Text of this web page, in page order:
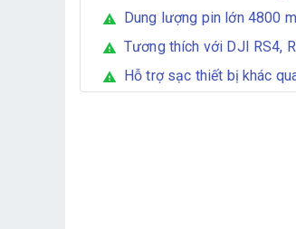
warning Dung lượng pin lớn 4800
warning Tương thích với DJI RS4,
warning Hỗ trợ sạc thiết bị khác